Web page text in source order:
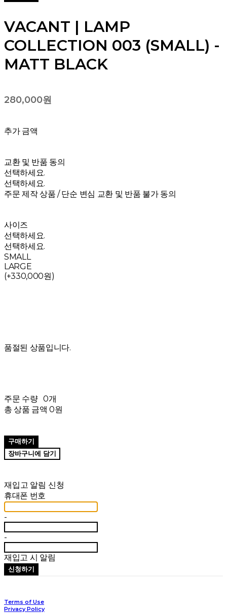
VACANT | LAMP
COLLECTION 003 (SMALL) -
MATT BLACK
280,000원
추가 금액
교환 및 반품 동의
선택하세요.
선택하세요.
주문 제작 상품 / 단순 변심 교환 및 반품 불가 동의
사이즈
선택하세요.
선택하세요.
SMALL
LARGE
(+330,000원)
품절된 상품입니다.
주문 수량 0개
총 상품 금액 0원
구매하기
장바구니에 담기
재입고 알림 신청
휴대폰 번호
-
-
재입고 시 알림
신청하기
Terms of Use
Privacy Policy